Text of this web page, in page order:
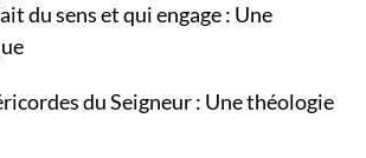
du sens et qui engage : Une
du Seigneur : Une théologie